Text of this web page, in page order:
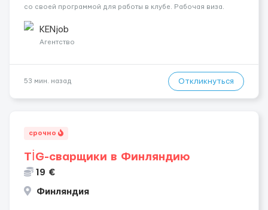
со своей программой для работы в клубе. Рабочая виза.
одного до трех месяцев. Мед. страховка. Высокая зарплат...
KENjob
Агентство
53 мин. назад Откликнуться
срочно
TİG-сварщики в Финляндию
19 €
Финляндия